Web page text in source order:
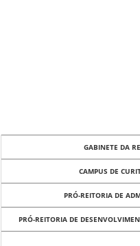
GABINETE DA
CAMPUS DE
PRÓ-REITORIA DE
PRÓ-REITORIA DE